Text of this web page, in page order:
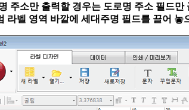
주소만 출력할 경우는 도로명 주소 필드
라벨 영역 바깥에 세대주명 필드를 끌어 놓